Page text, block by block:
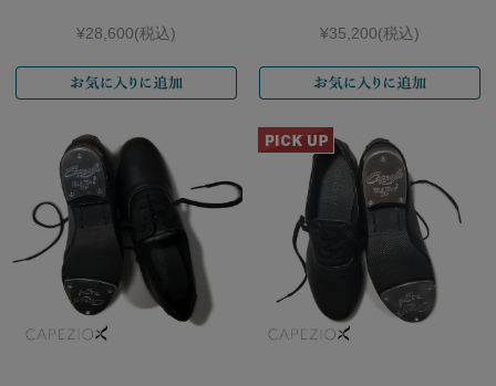
¥28,600(税込) ¥35,200(税込)